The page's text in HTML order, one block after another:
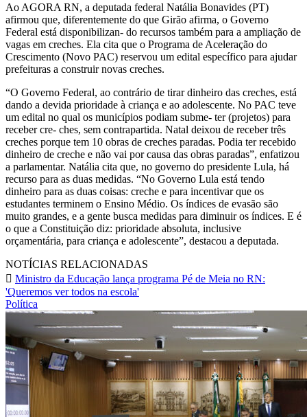
Ao AGORA RN, a deputada federal Natália Bonavides (PT)
afirmou que, diferentemente do que Girão afirma, o Governo
Federal está disponibilizan- do recursos também para a ampliação de
vagas em creches. Ela cita que o Programa de Aceleração do
Crescimento (Novo PAC) reservou um edital específico para ajudar
prefeituras a construir novas creches.
“O Governo Federal, ao contrário de tirar dinheiro das creches, está
dando a devida prioridade à criança e ao adolescente. No PAC teve
um edital no qual os municípios podiam subme- ter (projetos) para
receber cre- ches, sem contrapartida. Natal deixou de receber três
creches porque tem 10 obras de creches paradas. Podia ter recebido
dinheiro de creche e não vai por causa das obras paradas”, enfatizou
a parlamentar. Natália cita que, no governo do presidente Lula, há
recurso para as duas medidas. “No Governo Lula está tendo
dinheiro para as duas coisas: creche e para incentivar que os
estudantes terminem o Ensino Médio. Os índices de evasão são
muito grandes, e a gente busca medidas para diminuir os índices. E é
o que a Constituição diz: prioridade absoluta, inclusive
orçamentária, para criança e adolescente”, destacou a deputada.
NOTÍCIAS RELACIONADAS
Ministro da Educação lança programa Pé de Meia no RN:
'Queremos ver todos na escola'
Política